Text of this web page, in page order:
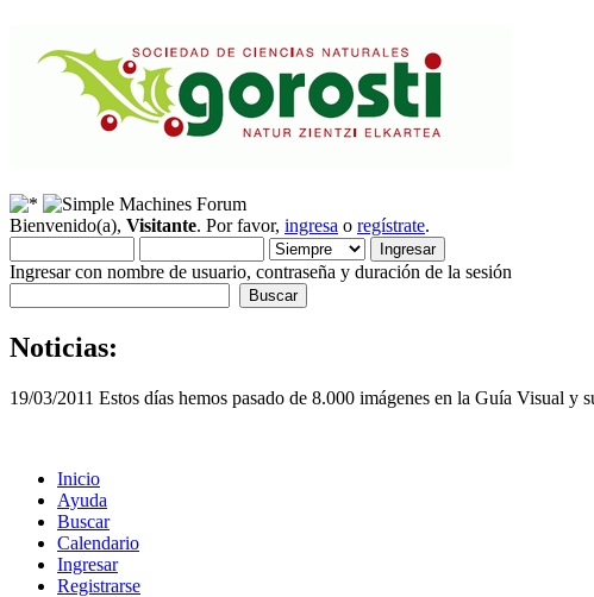
Bienvenido(a), Visitante. Por favor, ingresa o regístrate.
Ingresar con nombre de usuario, contraseña y duración de la sesión
Noticias:
19/03/2011 Estos días hemos pasado de 8.000 imágenes en la Guía Visual y
Inicio
Ayuda
Buscar
Calendario
Ingresar
Registrarse